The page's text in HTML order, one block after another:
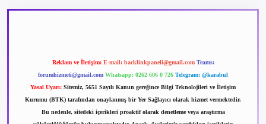
Reklam ve İletişim: E-mail: backlinkpaneli@gmail.com Teams:
forumhizmeti@gmail.com Whatsapp: 0262 606 0 726 Telegram: @karabul
Yasal Uyarı: Sitemiz, 5651 Sayılı Kanun gereğince Bilgi Teknolojileri ve İletişim
Kurumu (BTK) tarafından onaylanmış bir Yer Sağlayıcı olarak hizmet vermektedir.
Bu nedenle, sitedeki içerikleri proaktif olarak denetleme veya araştırma